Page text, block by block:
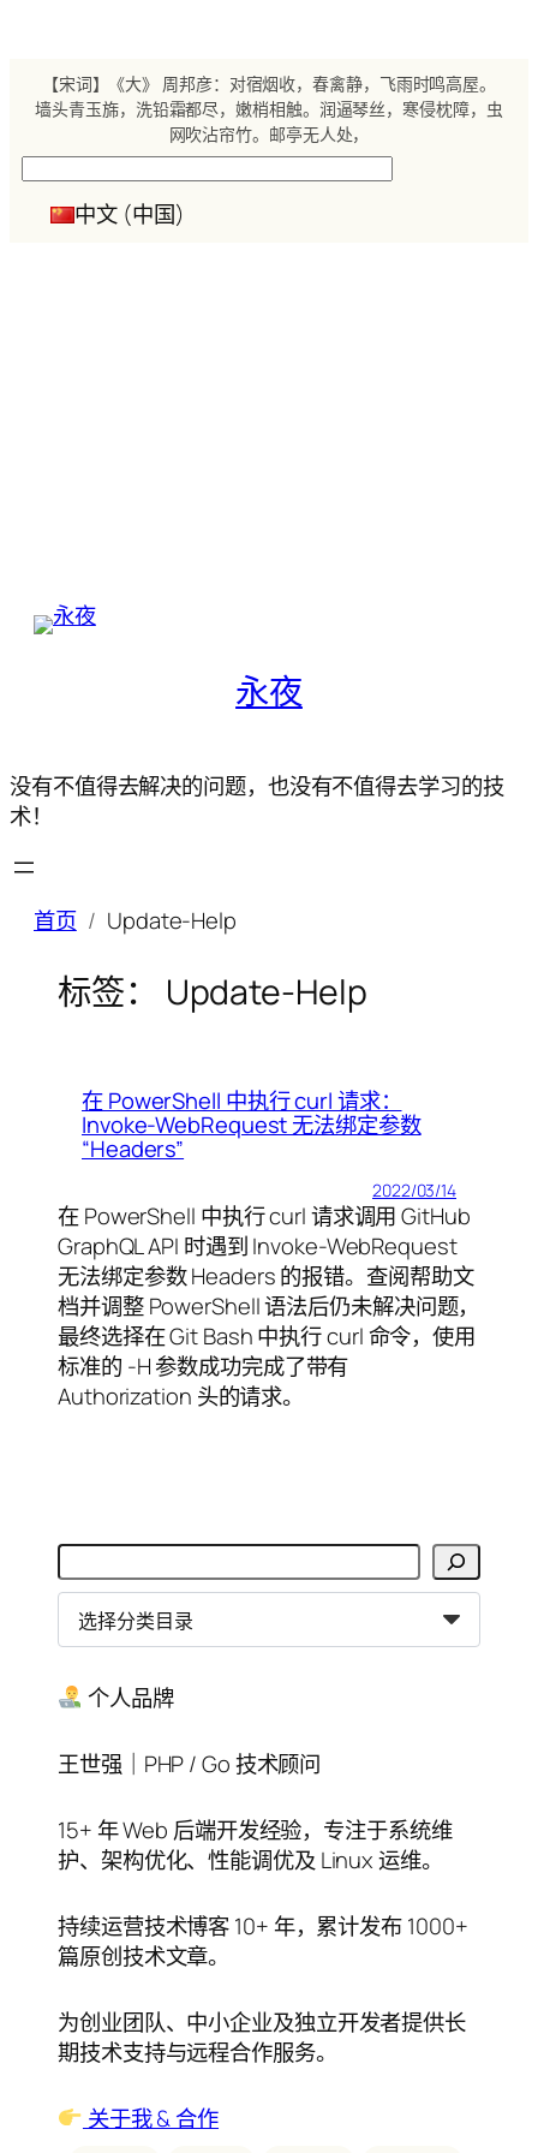
【宋词】《大》 周邦彦：对宿烟收，春禽静，飞雨时鸣高屋。
墙头青玉旆，洗铅霜都尽，嫩梢相触。润逼琴丝，寒侵枕障，虫
网吹沾帘竹。邮亭无人处，
中文 (中国)
永夜
没有不值得去解决的问题，也没有不值得去学习的技
术！
首页 Update-Help
标签： Update-Help
在 PowerShell 中执行 curl 请求：
Invoke-WebRequest 无法绑定参数
“Headers”
2022/03/14
在 PowerShell 中执行 curl 请求调用 GitHub
GraphQL API 时遇到 Invoke-WebRequest
无法绑定参数 Headers 的报错。查阅帮助文
档并调整 PowerShell 语法后仍未解决问题，
最终选择在 Git Bash 中执行 curl 命令，使用
标准的 -H 参数成功完成了带有
Authorization 头的请求。
搜
索
分
录 个人品牌
王世强｜PHP / Go 技术顾问
15+ 年 Web 后端开发经验，专注于系统维
护、架构优化、性能调优及 Linux 运维。
持续运营技术博客 10+ 年，累计发布 1000+
篇原创技术文章。
为创业团队、中小企业及独立开发者提供长
期技术支持与远程合作服务。
关于我 & 合作